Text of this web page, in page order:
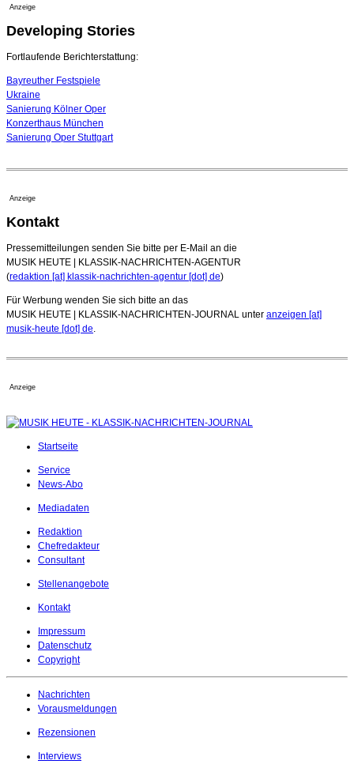
Dirigent Nicolás Pasquet mit Würth-Preis der
Jeunesses Musicales ausgezeichnet
07. August 2026 - 13:20 Uhr
Anzeige
Developing Stories
Fortlaufende Berichterstattung:
Bayreuther Festspiele
Ukraine
Sanierung Kölner Oper
Konzerthaus München
Sanierung Oper Stuttgart
Anzeige
Kontakt
Pressemitteilungen senden Sie bitte per E-Mail an die
MUSIK HEUTE | KLASSIK-NACHRICHTEN-AGENTUR
(redaktion [at] klassik-nachrichten-agentur [dot] de)
Für Werbung wenden Sie sich bitte an das
MUSIK HEUTE | KLASSIK-NACHRICHTEN-JOURNAL unter anzeigen [at]
musik-heute [dot] de.
Anzeige
Startseite
Service
News-Abo
Mediadaten
Redaktion
Chefredakteur
Consultant
Stellenangebote
Kontakt
Impressum
Datenschutz
Copyright
Nachrichten
Vorausmeldungen
Rezensionen
Interviews